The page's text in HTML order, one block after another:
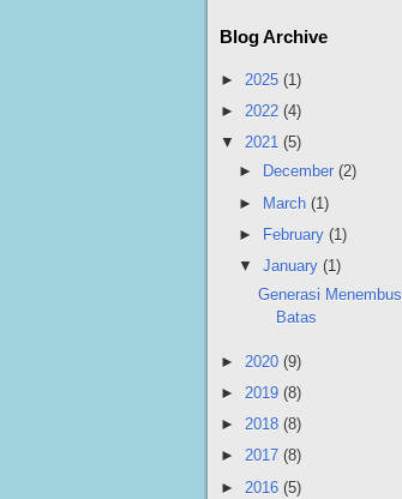
Blog Archive
► 2025 (1)
► 2022 (4)
▼ 2021 (5)
►
December (2)
► March (1)
►
February (1)
▼ January (1)
Generasi Menembus
Batas
► 2020 (9)
► 2019 (8)
► 2018 (8)
► 2017 (8)
► 2016 (5)